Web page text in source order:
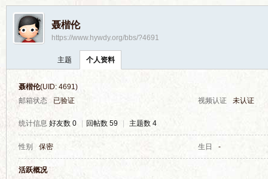
›
聂楷伦
https://www.hywdy.org/bbs/?4691
主题 个人资料
聂楷伦(UID: 4691)
邮箱状态
已验证 视频认证 未认证
统计信息 好友数 0 回帖数 59 主题数 4
性别 保密 生日 -
活跃概况